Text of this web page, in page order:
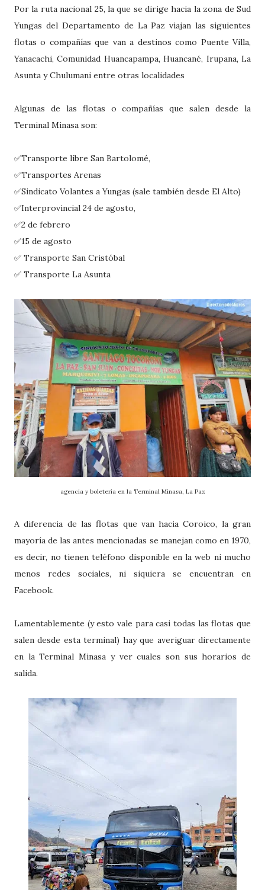
Por la ruta nacional 25, la que se dirige hacia la zona de Sud
Yungas del Departamento de La Paz viajan las siguientes
flotas o compañías que van a destinos como Puente Villa,
Yanacachi, Comunidad Huancapampa, Huancané, Irupana, La
Asunta y Chulumani entre otras localidades
Algunas de las flotas o compañías que salen desde la
Terminal Minasa son:
✅Transporte libre San Bartolomé,
✅Transportes Arenas
✅Sindicato Volantes a Yungas (sale también desde El Alto)
✅Interprovincial 24 de agosto,
✅2 de febrero
✅15 de agosto
✅ Transporte San Cristóbal
✅ Transporte La Asunta
agencia y boletería en la Terminal Minasa, La Paz
A diferencia de las flotas que van hacia Coroico, la gran
mayoría de las antes mencionadas se manejan como en 1970,
es decir, no tienen teléfono disponible en la web ni mucho
menos redes sociales, ni siquiera se encuentran en
Facebook.
Lamentablemente (y esto vale para casi todas las flotas que
salen desde esta terminal) hay que averiguar directamente
en la Terminal Minasa y ver cuales son sus horarios de
salida.